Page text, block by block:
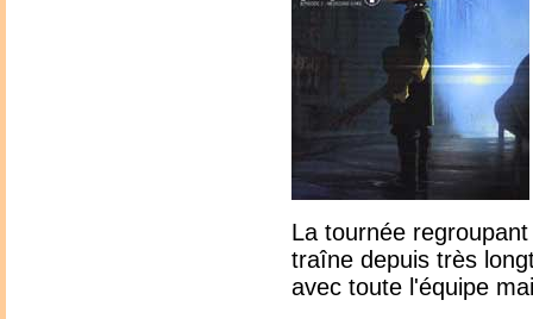
La tournée
traîne depuis très
avec toute l'équipe